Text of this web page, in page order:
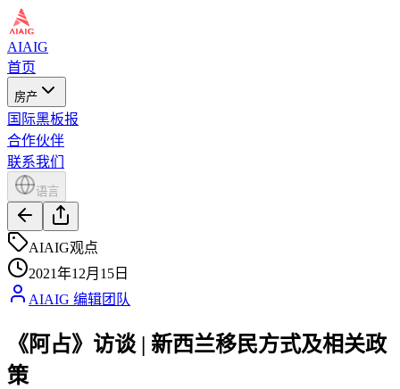
AIAIG
首页
房产
国际黑板报
合作伙伴
联系我们
语言
AIAIG观点
2021年12月15日
AIAIG 编辑团队
《阿占》访谈 | 新西兰移民方式及相关政
策